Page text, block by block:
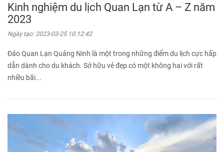
Kinh nghiệm du lịch Quan Lạn từ A – Z năm
2023
Ngày tạo: 2023-03-25 10:12:42
Đảo Quan Lạn Quảng Ninh là một trong những điểm du lịch cực hấp
dẫn dành cho du khách. Sở hữu vẻ đẹp có một không hai với rất
nhiều bãi...